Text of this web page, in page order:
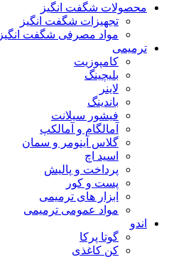
محصولات شگفت انگیز
تجهیزات شگفت انگیز
مواد مصرفی شگفت انگیز
ترمیمی
کامپوزیت
بلیچینگ
لاینر
باندینگ
فیشور سیلانت
آمالگام و آمالکپ
گلاس آینومر و سمان
اسید اچ
پرداخت و پالیش
پست و کور
ابزار های ترمیمی
مواد عمومی ترمیمی
اندو
گوتا پرکا
کن کاغذی